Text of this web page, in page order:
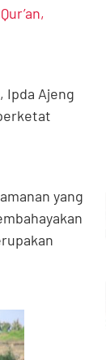
Ipda Ajeng
yang